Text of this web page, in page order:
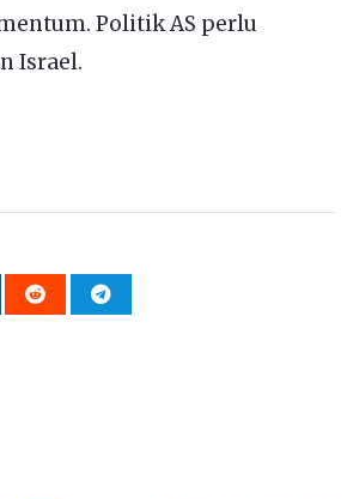
Politik AS perlu
Israel.